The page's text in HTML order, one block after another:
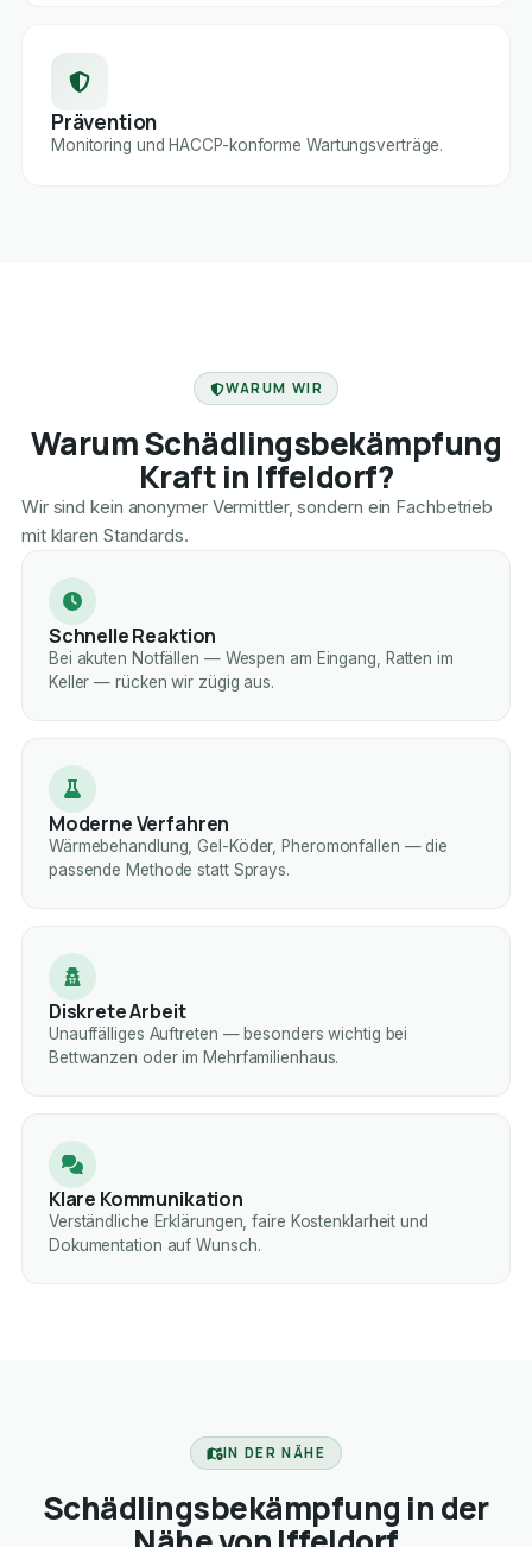
Prävention
Monitoring und HACCP-konforme Wartungsverträge.
WARUM WIR
Warum Schädlingsbekämpfung
Kraft in Iffeldorf?
Wir sind kein anonymer Vermittler, sondern ein Fachbetrieb
mit klaren Standards.
Schnelle Reaktion
Bei akuten Notfällen — Wespen am Eingang, Ratten im
Keller — rücken wir zügig aus.
Moderne Verfahren
Wärmebehandlung, Gel-Köder, Pheromonfallen — die
passende Methode statt Sprays.
Diskrete Arbeit
Unauffälliges Auftreten — besonders wichtig bei
Bettwanzen oder im Mehrfamilienhaus.
Klare Kommunikation
Verständliche Erklärungen, faire Kostenklarheit und
Dokumentation auf Wunsch.
IN DER NÄHE
Schädlingsbekämpfung in der